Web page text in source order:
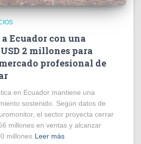
Ecuador con una
2 millones para
profesional de
en Ecuador mantiene una
sostenido. Según datos de
el sector proyecta cerrar
millones en ventas y alcanzar
millones Leer más